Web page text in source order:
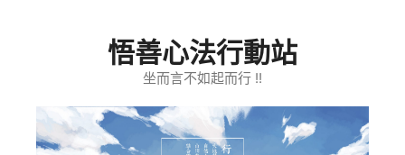
悟善心法行動站
坐而言不如起而行 !!